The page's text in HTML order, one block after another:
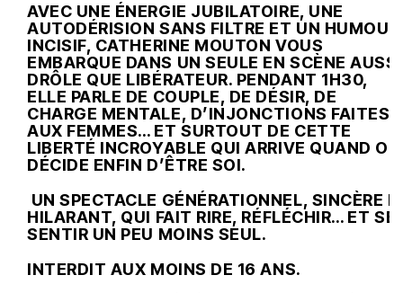
AVEC UNE ÉNERGIE JUBILATOIRE, UNE
AUTODÉRISION SANS FILTRE ET UN HUMOUR
INCISIF, CATHERINE MOUTON VOUS
EMBARQUE DANS UN SEULE EN SCÈNE AUSSI
DRÔLE QUE LIBÉRATEUR. PENDANT 1H30,
ELLE PARLE DE COUPLE, DE DÉSIR, DE
CHARGE MENTALE, D’INJONCTIONS FAITES
AUX FEMMES… ET SURTOUT DE CETTE
LIBERTÉ INCROYABLE QUI ARRIVE QUAND ON
DÉCIDE ENFIN D’ÊTRE SOI.
UN SPECTACLE GÉNÉRATIONNEL, SINCÈRE
HILARANT, QUI FAIT RIRE, RÉFLÉCHIR… ET SE
SENTIR UN PEU MOINS SEUL.
INTERDIT AUX MOINS DE 16 ANS.